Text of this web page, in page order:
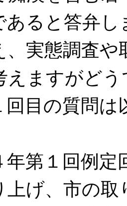
あると答弁
、実態調査や
えますがど
目の質問は
年第１回例
上げ、市の